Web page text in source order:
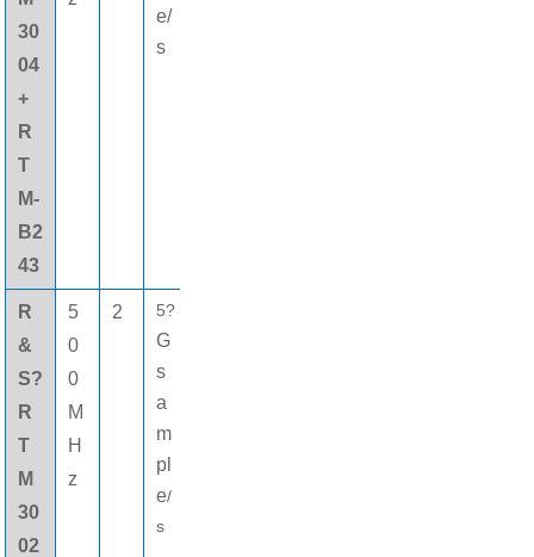
30
04
+
R
T
M-
B2
43
e/
s
R
&
S?
R
T
M
30
02
5
0
0
M
H
z
2 5?
G
s
a
m
pl
e/
s